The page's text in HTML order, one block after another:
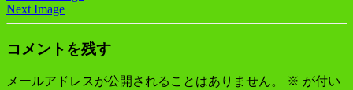
Next Image
コメントを残す
メールアドレスが公開されることはありません。 ※ が付い